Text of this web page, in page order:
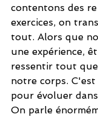
contentons des
exercices, on
tout. Alors que
une expérience,
ressentir tout que
notre corps.
pour évoluer
On parle